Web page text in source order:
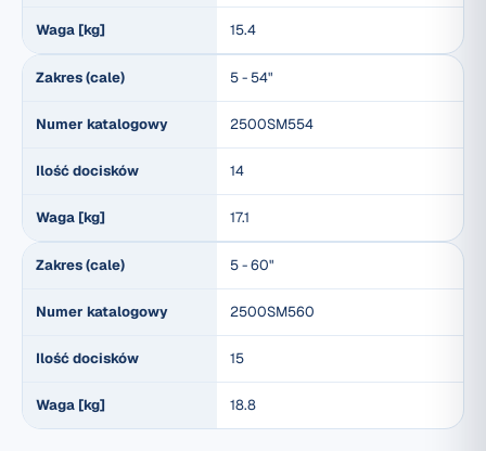
Waga [kg] 15.4
Zakres (cale) 5 - 54"
Numer katalogowy 2500SM554
Ilość docisków 14
Waga [kg] 17.1
Zakres (cale) 5 - 60"
Numer katalogowy 2500SM560
Ilość docisków 15
Waga [kg] 18.8